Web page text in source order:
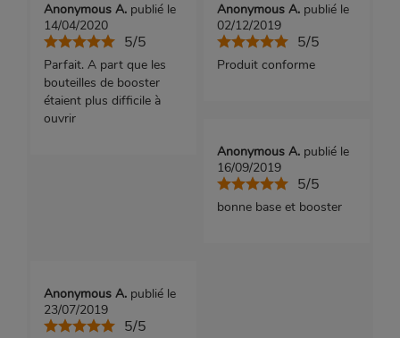
Anonymous A. publié le
14/04/2020
5/5
Parfait. A part que les
bouteilles de booster
étaient plus difficile à
ouvrir
Anonymous A. publié le
02/12/2019
5/5
Produit conforme
Anonymous A. publié le
16/09/2019
5/5
bonne base et booster
Anonymous A. publié le
23/07/2019
5/5